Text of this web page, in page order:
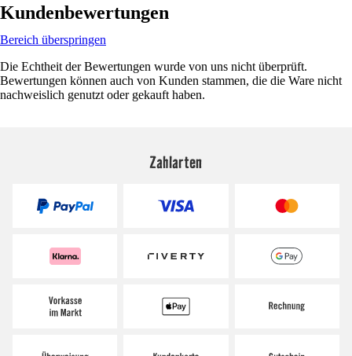
Kundenbewertungen
Bereich überspringen
Die Echtheit der Bewertungen wurde von uns nicht überprüft.
Bewertungen können auch von Kunden stammen, die die Ware nicht
nachweislich genutzt oder gekauft haben.
Zahlarten